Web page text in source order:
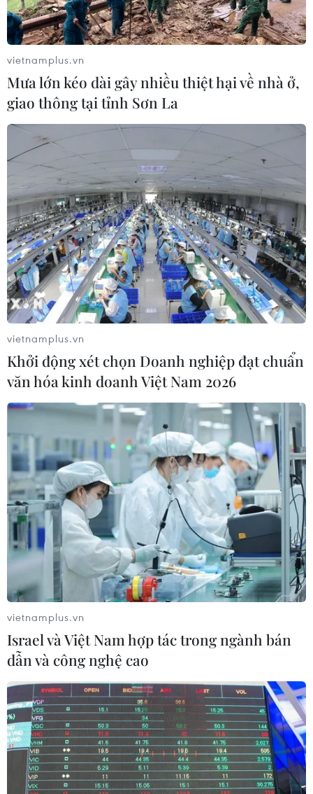
Facebook tung hàng tỷ USD mua lại cổ
phiếu vào đầu năm tới
19/11/2016 13:47
Ban giám đốc Facebook đã đồng ý chi 6 tỷ USD để mua
lại cổ phiếu của mạng xã hội hàng đầu thế giới này
vào đầu năm tới.
Chào tuần trong sắc xanh, chỉ số VN-
Index lên mức 674 điểm
21/11/2016 08:17
Chỉ số VN-Index chào tuần mới trong sắc xanh với mức
tăng hơn 1 điểm và lên ngưỡng 674 điểm trong phiên
ngày 21/11.
vietnamplus.vn
Mưa lớn kéo dài gây nhiều thiệt hại về nhà ở,
giao thông tại tỉnh Sơn La
vietnamplus.vn
Khởi động xét chọn Doanh nghiệp đạt chuẩn
văn hóa kinh doanh Việt Nam 2026
vietnamplus.vn
Israel và Việt Nam hợp tác trong ngành bán
dẫn và công nghệ cao